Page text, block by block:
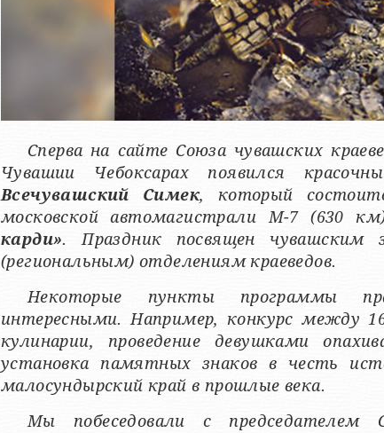
Сперва на сайте Союза чувашских
Чувашии Чебоксарах появился
Всечувашский Симек, который
московской автомагистрали М-7 (630
карди». Праздник посвящен чувашским
(региональным) отделениям краеведов.
Некоторые пункты программы
интересными. Например, конкурс между
кулинарии, проведение девушками
установка памятных знаков в честь
малосундырский край в прошлые века.
Мы побеседовали с председателем